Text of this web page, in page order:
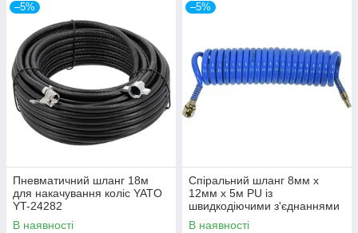
–5%
Пневматичний шланг 18м
для накачування коліс YATO
YT-24282
В наявності
–5%
Спіральний шланг 8мм x
12мм x 5м PU із
швидкодіючими з'єднаннями
YATO YT-24207
В наявності